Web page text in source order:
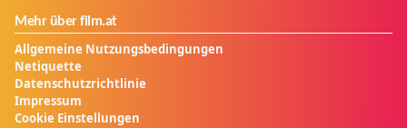
Mehr über film.at
Allgemeine Nutzungsbedingungen
Netiquette
Datenschutzrichtlinie
Impressum
Cookie Einstellungen